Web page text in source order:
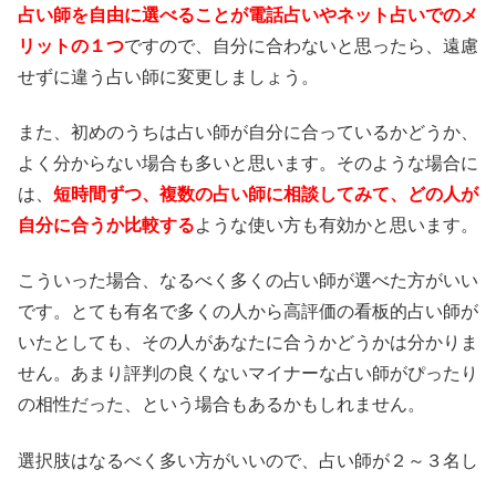
占い師を自由に選べることが電話占いやネット占いでのメ
リットの１つですので、自分に合わないと思ったら、遠慮
せずに違う占い師に変更しましょう。
また、初めのうちは占い師が自分に合っているかどうか、
よく分からない場合も多いと思います。そのような場合に
は、 短時間ずつ、複数の占い師に相談してみて、どの人が
自分に合うか比較するような使い方も有効かと思います。
こういった場合、なるべく多くの占い師が選べた方がいい
です。とても有名で多くの人から高評価の看板的占い師が
いたとしても、その人があなたに合うかどうかは分かりま
せん。あまり評判の良くないマイナーな占い師がぴったり
の相性だった、という場合もあるかもしれません。
選択肢はなるべく多い方がいいので、占い師が２～３名し